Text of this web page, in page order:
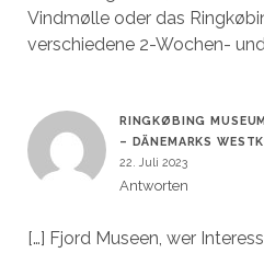
Vindmølle oder das
verschiedene 2-Wochen-
RINGKØBING
– DÄNEMARKS
22. Juli 2023
Antworten
[…] Fjord Museen, wer